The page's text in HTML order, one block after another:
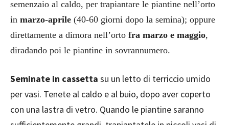
semenzaio al caldo, per trapiantare le piantine nell’orto
in marzo-aprile (40-60 giorni dopo la semina); oppure
direttamente a dimora nell’orto fra marzo e maggio,
diradando poi le piantine in sovrannumero.
Seminate in cassetta su un letto di terriccio umido
per vasi. Tenete al caldo e al buio, dopo aver coperto
con una lastra di vetro. Quando le piantine saranno